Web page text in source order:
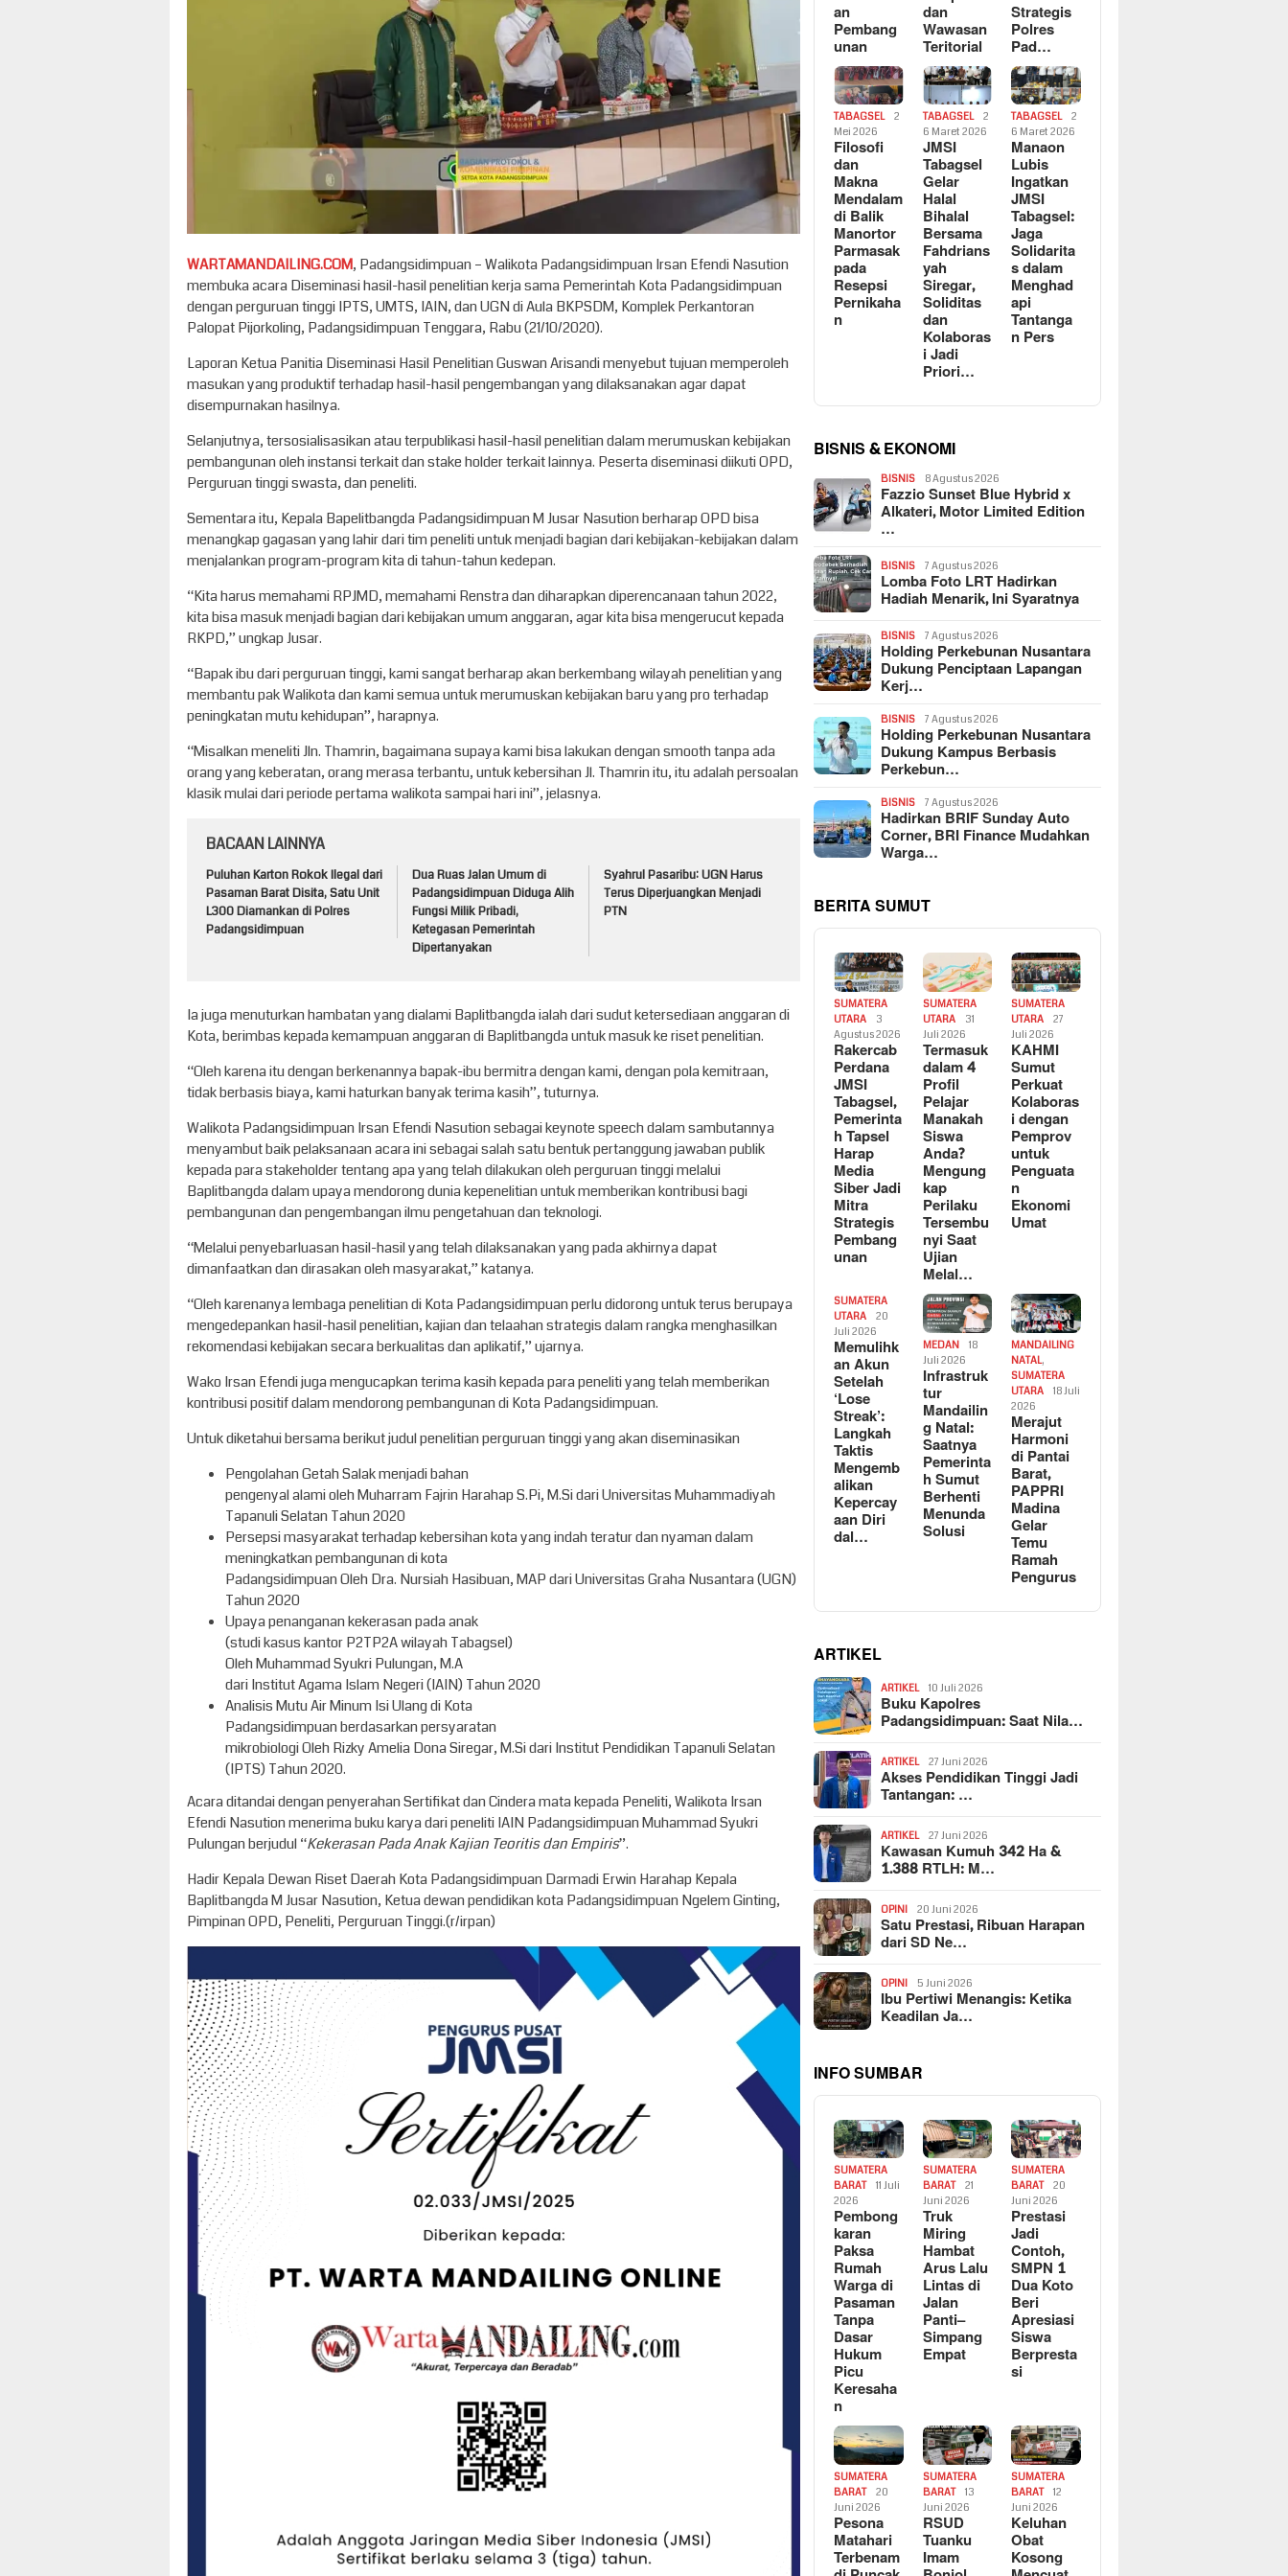
WARTAMANDAILING.COM, Padangsidimpuan – Walikota Padangsidimpuan Irsan Efendi Nasution
membuka acara Diseminasi hasil-hasil penelitian kerja sama Pemerintah Kota Padangsidimpuan
dengan perguruan tinggi IPTS, UMTS, IAIN, dan UGN di Aula BKPSDM, Komplek Perkantoran
Palopat Pijorkoling, Padangsidimpuan Tenggara, Rabu (21/10/2020).
Laporan Ketua Panitia Diseminasi Hasil Penelitian Guswan Arisandi menyebut tujuan memperoleh
masukan yang produktif terhadap hasil-hasil pengembangan yang dilaksanakan agar dapat
disempurnakan hasilnya.
Selanjutnya, tersosialisasikan atau terpublikasi hasil-hasil penelitian dalam merumuskan kebijakan
pembangunan oleh instansi terkait dan stake holder terkait lainnya. Peserta diseminasi diikuti OPD,
Perguruan tinggi swasta, dan peneliti.
Sementara itu, Kepala Bapelitbangda Padangsidimpuan M Jusar Nasution berharap OPD bisa
menangkap gagasan yang lahir dari tim peneliti untuk menjadi bagian dari kebijakan-kebijakan dalam
menjalankan program-program kita di tahun-tahun kedepan.
“Kita harus memahami RPJMD, memahami Renstra dan diharapkan diperencanaan tahun 2022,
kita bisa masuk menjadi bagian dari kebijakan umum anggaran, agar kita bisa mengerucut kepada
RKPD,” ungkap Jusar.
“Bapak ibu dari perguruan tinggi, kami sangat berharap akan berkembang wilayah penelitian yang
membantu pak Walikota dan kami semua untuk merumuskan kebijakan baru yang pro terhadap
peningkatan mutu kehidupan”, harapnya.
“Misalkan meneliti Jln. Thamrin, bagaimana supaya kami bisa lakukan dengan smooth tanpa ada
orang yang keberatan, orang merasa terbantu, untuk kebersihan Jl. Thamrin itu, itu adalah persoalan
klasik mulai dari periode pertama walikota sampai hari ini”, jelasnya.
BACAAN LAINNYA
Puluhan Karton Rokok Ilegal dari
Pasaman Barat Disita, Satu Unit
L300 Diamankan di Polres
Padangsidimpuan
Dua Ruas Jalan Umum di
Padangsidimpuan Diduga Alih
Fungsi Milik Pribadi,
Ketegasan Pemerintah
Dipertanyakan
Syahrul Pasaribu: UGN Harus
Terus Diperjuangkan Menjadi
PTN
Ia juga menuturkan hambatan yang dialami Baplitbangda ialah dari sudut ketersediaan anggaran di
Kota, berimbas kepada kemampuan anggaran di Baplitbangda untuk masuk ke riset penelitian.
“Oleh karena itu dengan berkenannya bapak-ibu bermitra dengan kami, dengan pola kemitraan,
tidak berbasis biaya, kami haturkan banyak terima kasih”, tuturnya.
Walikota Padangsidimpuan Irsan Efendi Nasution sebagai keynote speech dalam sambutannya
menyambut baik pelaksanaan acara ini sebagai salah satu bentuk pertanggung jawaban publik
kepada para stakeholder tentang apa yang telah dilakukan oleh perguruan tinggi melalui
Baplitbangda dalam upaya mendorong dunia kepenelitian untuk memberikan kontribusi bagi
pembangunan dan pengembangan ilmu pengetahuan dan teknologi.
“Melalui penyebarluasan hasil-hasil yang telah dilaksanakan yang pada akhirnya dapat
dimanfaatkan dan dirasakan oleh masyarakat,” katanya.
“Oleh karenanya lembaga penelitian di Kota Padangsidimpuan perlu didorong untuk terus berupaya
mengedepankan hasil-hasil penelitian, kajian dan telaahan strategis dalam rangka menghasilkan
rekomendasi kebijakan secara berkualitas dan aplikatif,” ujarnya.
Wako Irsan Efendi juga mengucapkan terima kasih kepada para peneliti yang telah memberikan
kontribusi positif dalam mendorong pembangunan di Kota Padangsidimpuan.
Untuk diketahui bersama berikut judul penelitian perguruan tinggi yang akan diseminasikan
Pengolahan Getah Salak menjadi bahan
pengenyal alami oleh Muharram Fajrin Harahap S.Pi, M.Si dari Universitas Muhammadiyah
Tapanuli Selatan Tahun 2020
Persepsi masyarakat terhadap kebersihan kota yang indah teratur dan nyaman dalam
meningkatkan pembangunan di kota
Padangsidimpuan Oleh Dra. Nursiah Hasibuan, MAP dari Universitas Graha Nusantara (UGN)
Tahun 2020
Upaya penanganan kekerasan pada anak
(studi kasus kantor P2TP2A wilayah Tabagsel)
Oleh Muhammad Syukri Pulungan, M.A
dari Institut Agama Islam Negeri (IAIN) Tahun 2020
Analisis Mutu Air Minum Isi Ulang di Kota
Padangsidimpuan berdasarkan persyaratan
mikrobiologi Oleh Rizky Amelia Dona Siregar, M.Si dari Institut Pendidikan Tapanuli Selatan
(IPTS) Tahun 2020.
Acara ditandai dengan penyerahan Sertifikat dan Cindera mata kepada Peneliti, Walikota Irsan
Efendi Nasution menerima buku karya dari peneliti IAIN Padangsidimpuan Muhammad Syukri
Pulungan berjudul “Kekerasan Pada Anak Kajian Teoritis dan Empiris”.
Hadir Kepala Dewan Riset Daerah Kota Padangsidimpuan Darmadi Erwin Harahap Kepala
Baplitbangda M Jusar Nasution, Ketua dewan pendidikan kota Padangsidimpuan Ngelem Ginting,
Pimpinan OPD, Peneliti, Perguruan Tinggi.(r/irpan)
an
Pembang
unan
dan
Wawasan
Teritorial
Strategis
Polres
Pad…
TABAGSEL
2
Mei 2026
Filosofi
dan
Makna
Mendalam
di Balik
Manortor
Parmasak
pada
Resepsi
Pernikaha
n
TABAGSEL
2
6 Maret 2026
JMSI
Tabagsel
Gelar
Halal
Bihalal
Bersama
Fahdrians
yah
Siregar,
Soliditas
dan
Kolaboras
i Jadi
Priori…
TABAGSEL
2
6 Maret 2026
Manaon
Lubis
Ingatkan
JMSI
Tabagsel:
Jaga
Solidarita
s dalam
Menghad
api
Tantanga
n Pers
BISNIS & EKONOMI
BISNIS 8 Agustus 2026
Fazzio Sunset Blue Hybrid x
Alkateri, Motor Limited Edition
…
BISNIS 7 Agustus 2026
Lomba Foto LRT Hadirkan
Hadiah Menarik, Ini Syaratnya
BISNIS 7 Agustus 2026
Holding Perkebunan Nusantara
Dukung Penciptaan Lapangan
Kerj…
BISNIS 7 Agustus 2026
Holding Perkebunan Nusantara
Dukung Kampus Berbasis
Perkebun…
BISNIS 7 Agustus 2026
Hadirkan BRIF Sunday Auto
Corner, BRI Finance Mudahkan
Warga…
BERITA SUMUT
SUMATERA
UTARA
3
Agustus 2026
Rakercab
Perdana
JMSI
Tabagsel,
Pemerinta
h Tapsel
Harap
Media
Siber Jadi
Mitra
Strategis
Pembang
unan
SUMATERA
UTARA
31
Juli 2026
Termasuk
dalam 4
Profil
Pelajar
Manakah
Siswa
Anda?
Mengung
kap
Perilaku
Tersembu
nyi Saat
Ujian
Melal…
SUMATERA
UTARA
27
Juli 2026
KAHMI
Sumut
Perkuat
Kolaboras
i dengan
Pemprov
untuk
Penguata
n
Ekonomi
Umat
SUMATERA
UTARA
20
Juli 2026
Memulihk
an Akun
Setelah
‘Lose
Streak’:
Langkah
Taktis
Mengemb
alikan
Kepercay
aan Diri
dal…
MEDAN
18
Juli 2026
Infrastruk
tur
Mandailin
g Natal:
Saatnya
Pemerinta
h Sumut
Berhenti
Menunda
Solusi
MANDAILING
NATAL,
SUMATERA
UTARA
18 Juli
2026
Merajut
Harmoni
di Pantai
Barat,
PAPPRI
Madina
Gelar
Temu
Ramah
Pengurus
ARTIKEL
ARTIKEL 10 Juli 2026
Buku Kapolres
Padangsidimpuan: Saat Nila…
ARTIKEL 27 Juni 2026
Akses Pendidikan Tinggi Jadi
Tantangan: …
ARTIKEL 27 Juni 2026
Kawasan Kumuh 342 Ha &
1.388 RTLH: M…
OPINI 20 Juni 2026
Satu Prestasi, Ribuan Harapan
dari SD Ne…
OPINI 5 Juni 2026
Ibu Pertiwi Menangis: Ketika
Keadilan Ja…
INFO SUMBAR
SUMATERA
BARAT
11 Juli
2026
Pembong
karan
Paksa
Rumah
Warga di
Pasaman
Tanpa
Dasar
Hukum
Picu
Keresaha
n
SUMATERA
BARAT
21
Juni 2026
Truk
Miring
Hambat
Arus Lalu
Lintas di
Jalan
Panti–
Simpang
Empat
SUMATERA
BARAT
20
Juni 2026
Prestasi
Jadi
Contoh,
SMPN 1
Dua Koto
Beri
Apresiasi
Siswa
Berpresta
si
SUMATERA
BARAT
20
Juni 2026
Pesona
Matahari
Terbenam
SUMATERA
BARAT
13
Juni 2026
RSUD
Tuanku
Imam
SUMATERA
BARAT
12
Juni 2026
Keluhan
Obat
Kosong